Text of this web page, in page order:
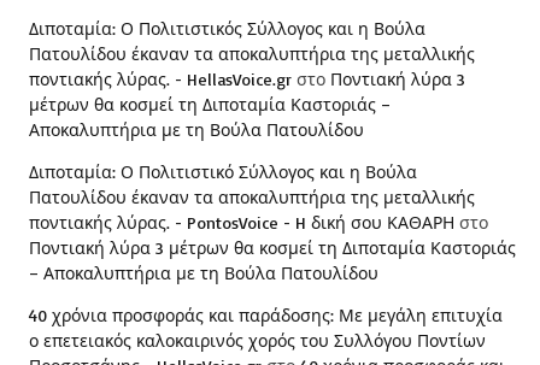
Διποταμία: Ο Πολιτιστικός Σύλλογος και η Βούλα
Πατουλίδου έκαναν τα αποκαλυπτήρια της μεταλλικής
ποντιακής λύρας. - HellasVoice.gr στο Ποντιακή λύρα 3
μέτρων θα κοσμεί τη Διποταμία Καστοριάς –
Αποκαλυπτήρια με τη Βούλα Πατουλίδου
Διποταμία: Ο Πολιτιστικό Σύλλογος και η Βούλα
Πατουλίδου έκαναν τα αποκαλυπτήρια της μεταλλικής
ποντιακής λύρας. - PontosVoice - H δική σου ΚΑΘΑΡΗ στο
Ποντιακή λύρα 3 μέτρων θα κοσμεί τη Διποταμία Καστοριάς
– Αποκαλυπτήρια με τη Βούλα Πατουλίδου
40 χρόνια προσφοράς και παράδοσης: Με μεγάλη επιτυχία
ο επετειακός καλοκαιρινός χορός του Συλλόγου Ποντίων